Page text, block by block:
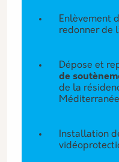
Enlèvement
redonner de
Dépose et
de
de la
Installation